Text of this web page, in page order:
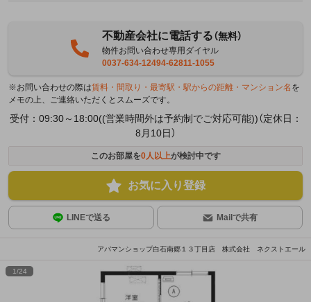
不動産会社に電話する（無料）
物件お問い合わせ専用ダイヤル
0037-634-12494-62811-1055
※お問い合わせの際は賃料・間取り・最寄駅・駅からの距離・マンション名 を
メモの上、ご連絡いただくとスムーズです。
受付：09:30～18:00((営業時間外は予約制でご対応可能))（定休日：
8月10日）
このお部屋を0人以上が検討中です
お気に入り登録
LINEで送る Mailで共有
アパマンショップ白石南郷１３丁目店 株式会社 ネクストエール
1/24